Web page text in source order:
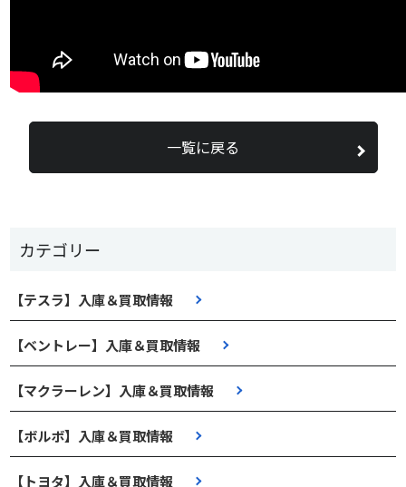
カテゴリー
【テスラ】入庫＆買取情報
【ベントレー】入庫＆買取情報
【マクラーレン】入庫＆買取情報
【ボルボ】入庫＆買取情報
【トヨタ】入庫＆買取情報
一覧に戻る